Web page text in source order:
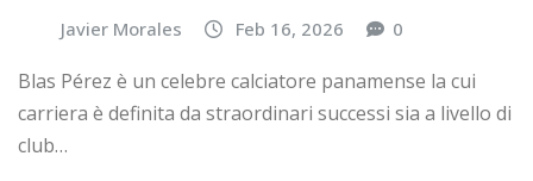
Javier Morales Feb 16, 2026 0
Blas Pérez è un celebre calciatore panamense la cui
carriera è definita da straordinari successi sia a livello di
club…